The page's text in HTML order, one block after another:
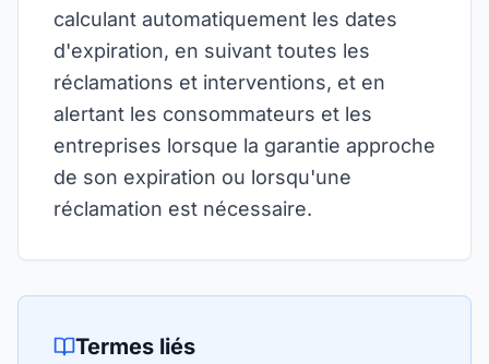
calculant automatiquement les dates
d'expiration, en suivant toutes les
réclamations et interventions, et en
alertant les consommateurs et les
entreprises lorsque la garantie approche
de son expiration ou lorsqu'une
réclamation est nécessaire.
Termes liés